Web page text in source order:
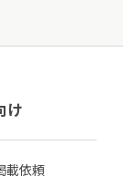
け
載依頼